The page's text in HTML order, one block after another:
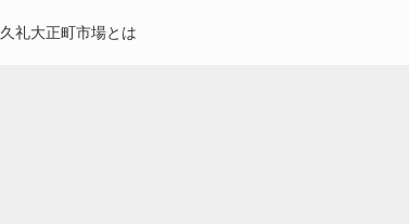
久礼大正町市場とは